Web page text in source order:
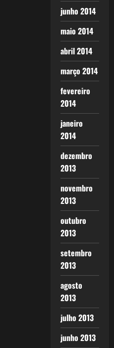
junho 2014
maio 2014
abril 2014
março 2014
fevereiro
2014
janeiro
2014
dezembro
2013
novembro
2013
outubro
2013
setembro
2013
agosto
2013
julho 2013
junho 2013